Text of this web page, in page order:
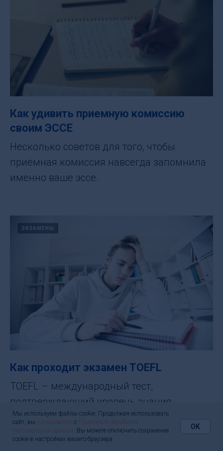
Как удивить приемную комиссию
своим ЭССЕ
Несколько советов для того, чтобы
приёмная комиссия навсегда запомнила
именно ваше эссе.
ЭКЗАМЕНЫ
Как проходит экзамен TOEFL
TOEFL – международный тест,
подтверждающий уровень знания
английского языка как иностранного.
Мы используем файлы cookie. Продолжая использовать
сайт, вы
соглашаетесь с
Политикой обработки
персональных данных . Вы можете отключить сохранение
cookie в настройках вашего браузера.
OK